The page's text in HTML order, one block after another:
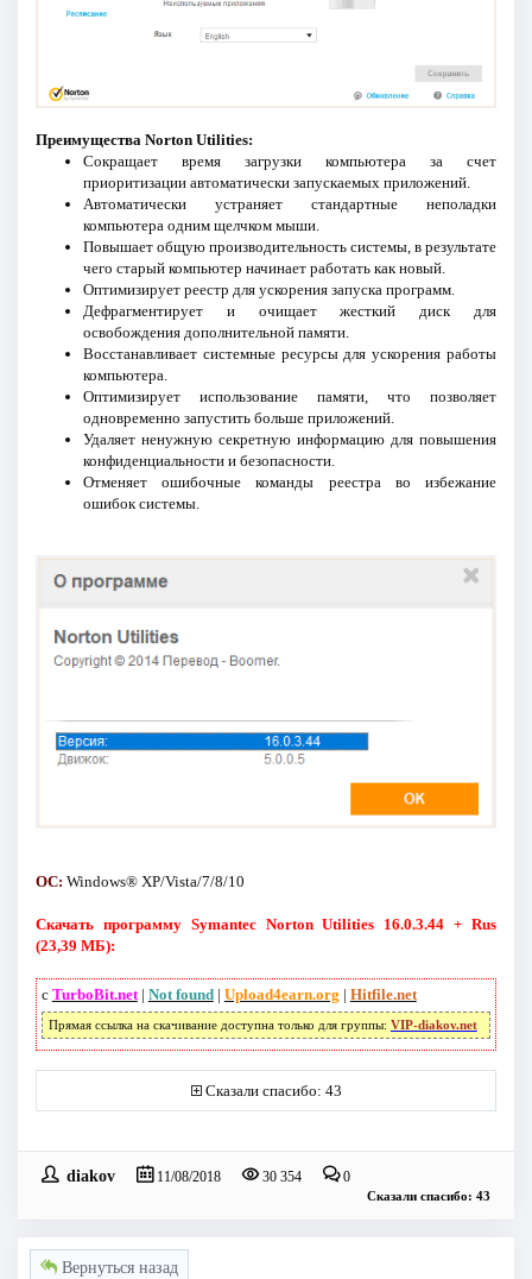
Преимущества Norton Utilities:
Сокращает время загрузки компьютера за счет
приоритизации автоматически запускаемых приложений.
Автоматически устраняет стандартные неполадки
компьютера одним щелчком мыши.
Повышает общую производительность системы, в результате
чего старый компьютер начинает работать как новый.
Оптимизирует реестр для ускорения запуска программ.
Дефрагментирует и очищает жесткий диск для
освобождения дополнительной памяти.
Восстанавливает системные ресурсы для ускорения работы
компьютера.
Оптимизирует использование памяти, что позволяет
одновременно запустить больше приложений.
Удаляет ненужную секретную информацию для повышения
конфиденциальности и безопасности.
Отменяет ошибочные команды реестра во избежание
ошибок системы.
ОС: Windows® XP/Vista/7/8/10
Скачать программу Symantec Norton Utilities 16.0.3.44 + Rus
(23,39 МБ):
с TurboBit.net| Not found| Upload4earn.org | Hitfile.net
Прямая ссылка на скачивание доступна только для группы: VIP-diakov.net
Сказали спасибо: 43
diakov 11/08/2018 30 354 0
Сказали спасибо: 43
Вернуться назад